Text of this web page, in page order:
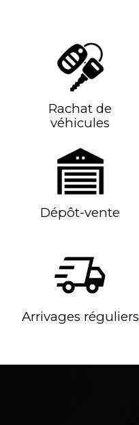
Rachat de
véhicules
Dépôt-vente
Arrivages réguliers